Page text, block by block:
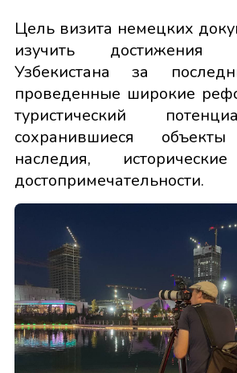
Цель визита немецких
изучить достижения
Узбекистана за
проведенные широкие
туристический
сохранившиеся объекты
наследия,
достопримечательности.